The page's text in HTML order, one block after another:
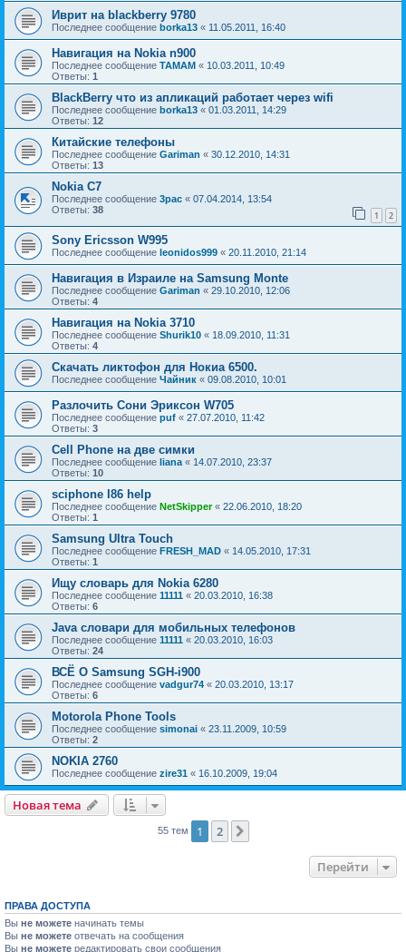
Иврит на blackberry 9780
Последнее сообщение borka13 « 11.05.2011, 16:40
Навигация на Nokia n900
Последнее сообщение TAMAM « 10.03.2011, 10:49
Ответы: 1
BlackBerry что из апликаций работает через wifi
Последнее сообщение borka13 « 01.03.2011, 14:29
Ответы: 12
Китайские телефоны
Последнее сообщение Gariman « 30.12.2010, 14:31
Ответы: 13
Nokia C7
Последнее сообщение 3pac « 07.04.2014, 13:54
Ответы: 38 1 2
Sony Ericsson W995
Последнее сообщение leonidos999 « 20.11.2010, 21:14
Навигация в Израиле на Samsung Monte
Последнее сообщение Gariman « 29.10.2010, 12:06
Ответы: 4
Навигация на Nokia 3710
Последнее сообщение Shurik10 « 18.09.2010, 11:31
Ответы: 4
Скачать ликтофон для Нокиа 6500.
Последнее сообщение Чайник « 09.08.2010, 10:01
Разлочить Сони Эриксон W705
Последнее сообщение puf « 27.07.2010, 11:42
Ответы: 3
Cell Phone на две симки
Последнее сообщение liana « 14.07.2010, 23:37
Ответы: 10
sciphone I86 help
Последнее сообщение NetSkipper« 22.06.2010, 18:20
Ответы: 1
Samsung Ultra Touch
Последнее сообщение FRESH_MAD « 14.05.2010, 17:31
Ответы: 1
Ищу словарь для Nokia 6280
Последнее сообщение 11111 « 20.03.2010, 16:38
Ответы: 6
Java словари для мобильныx телефонов
Последнее сообщение 11111 « 20.03.2010, 16:03
Ответы: 24
ВСЁ О Samsung SGH-i900
Последнее сообщение vadgur74 « 20.03.2010, 13:17
Ответы: 6
Motorola Phone Tools
Последнее сообщение simonai « 23.11.2009, 10:59
Ответы: 2
NOKIA 2760
Последнее сообщение zire31 « 16.10.2009, 19:04
Новая тема
Новаятема
55 тем 1 2
Перейти
ПРАВА ДОСТУПА
Вы не можете начинать темы
Вы не можете отвечать на сообщения
Вы не можете редактировать свои сообщения